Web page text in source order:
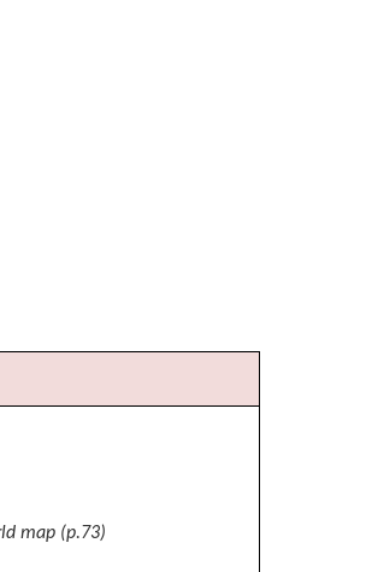
map (p.73)